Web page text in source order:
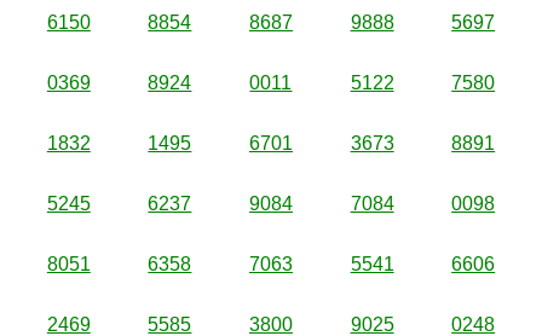
6150 8854 8687 9888 5697
0369 8924 0011 5122 7580
1832 1495 6701 3673 8891
5245 6237 9084 7084 0098
8051 6358 7063 5541 6606
2469 5585 3800 9025 0248